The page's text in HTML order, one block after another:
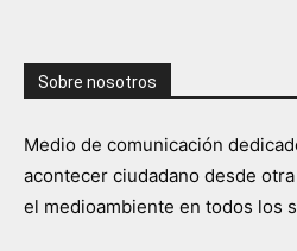
Sobre nosotros
Medio de comunicación
acontecer ciudadano desde
el medioambiente en todos los